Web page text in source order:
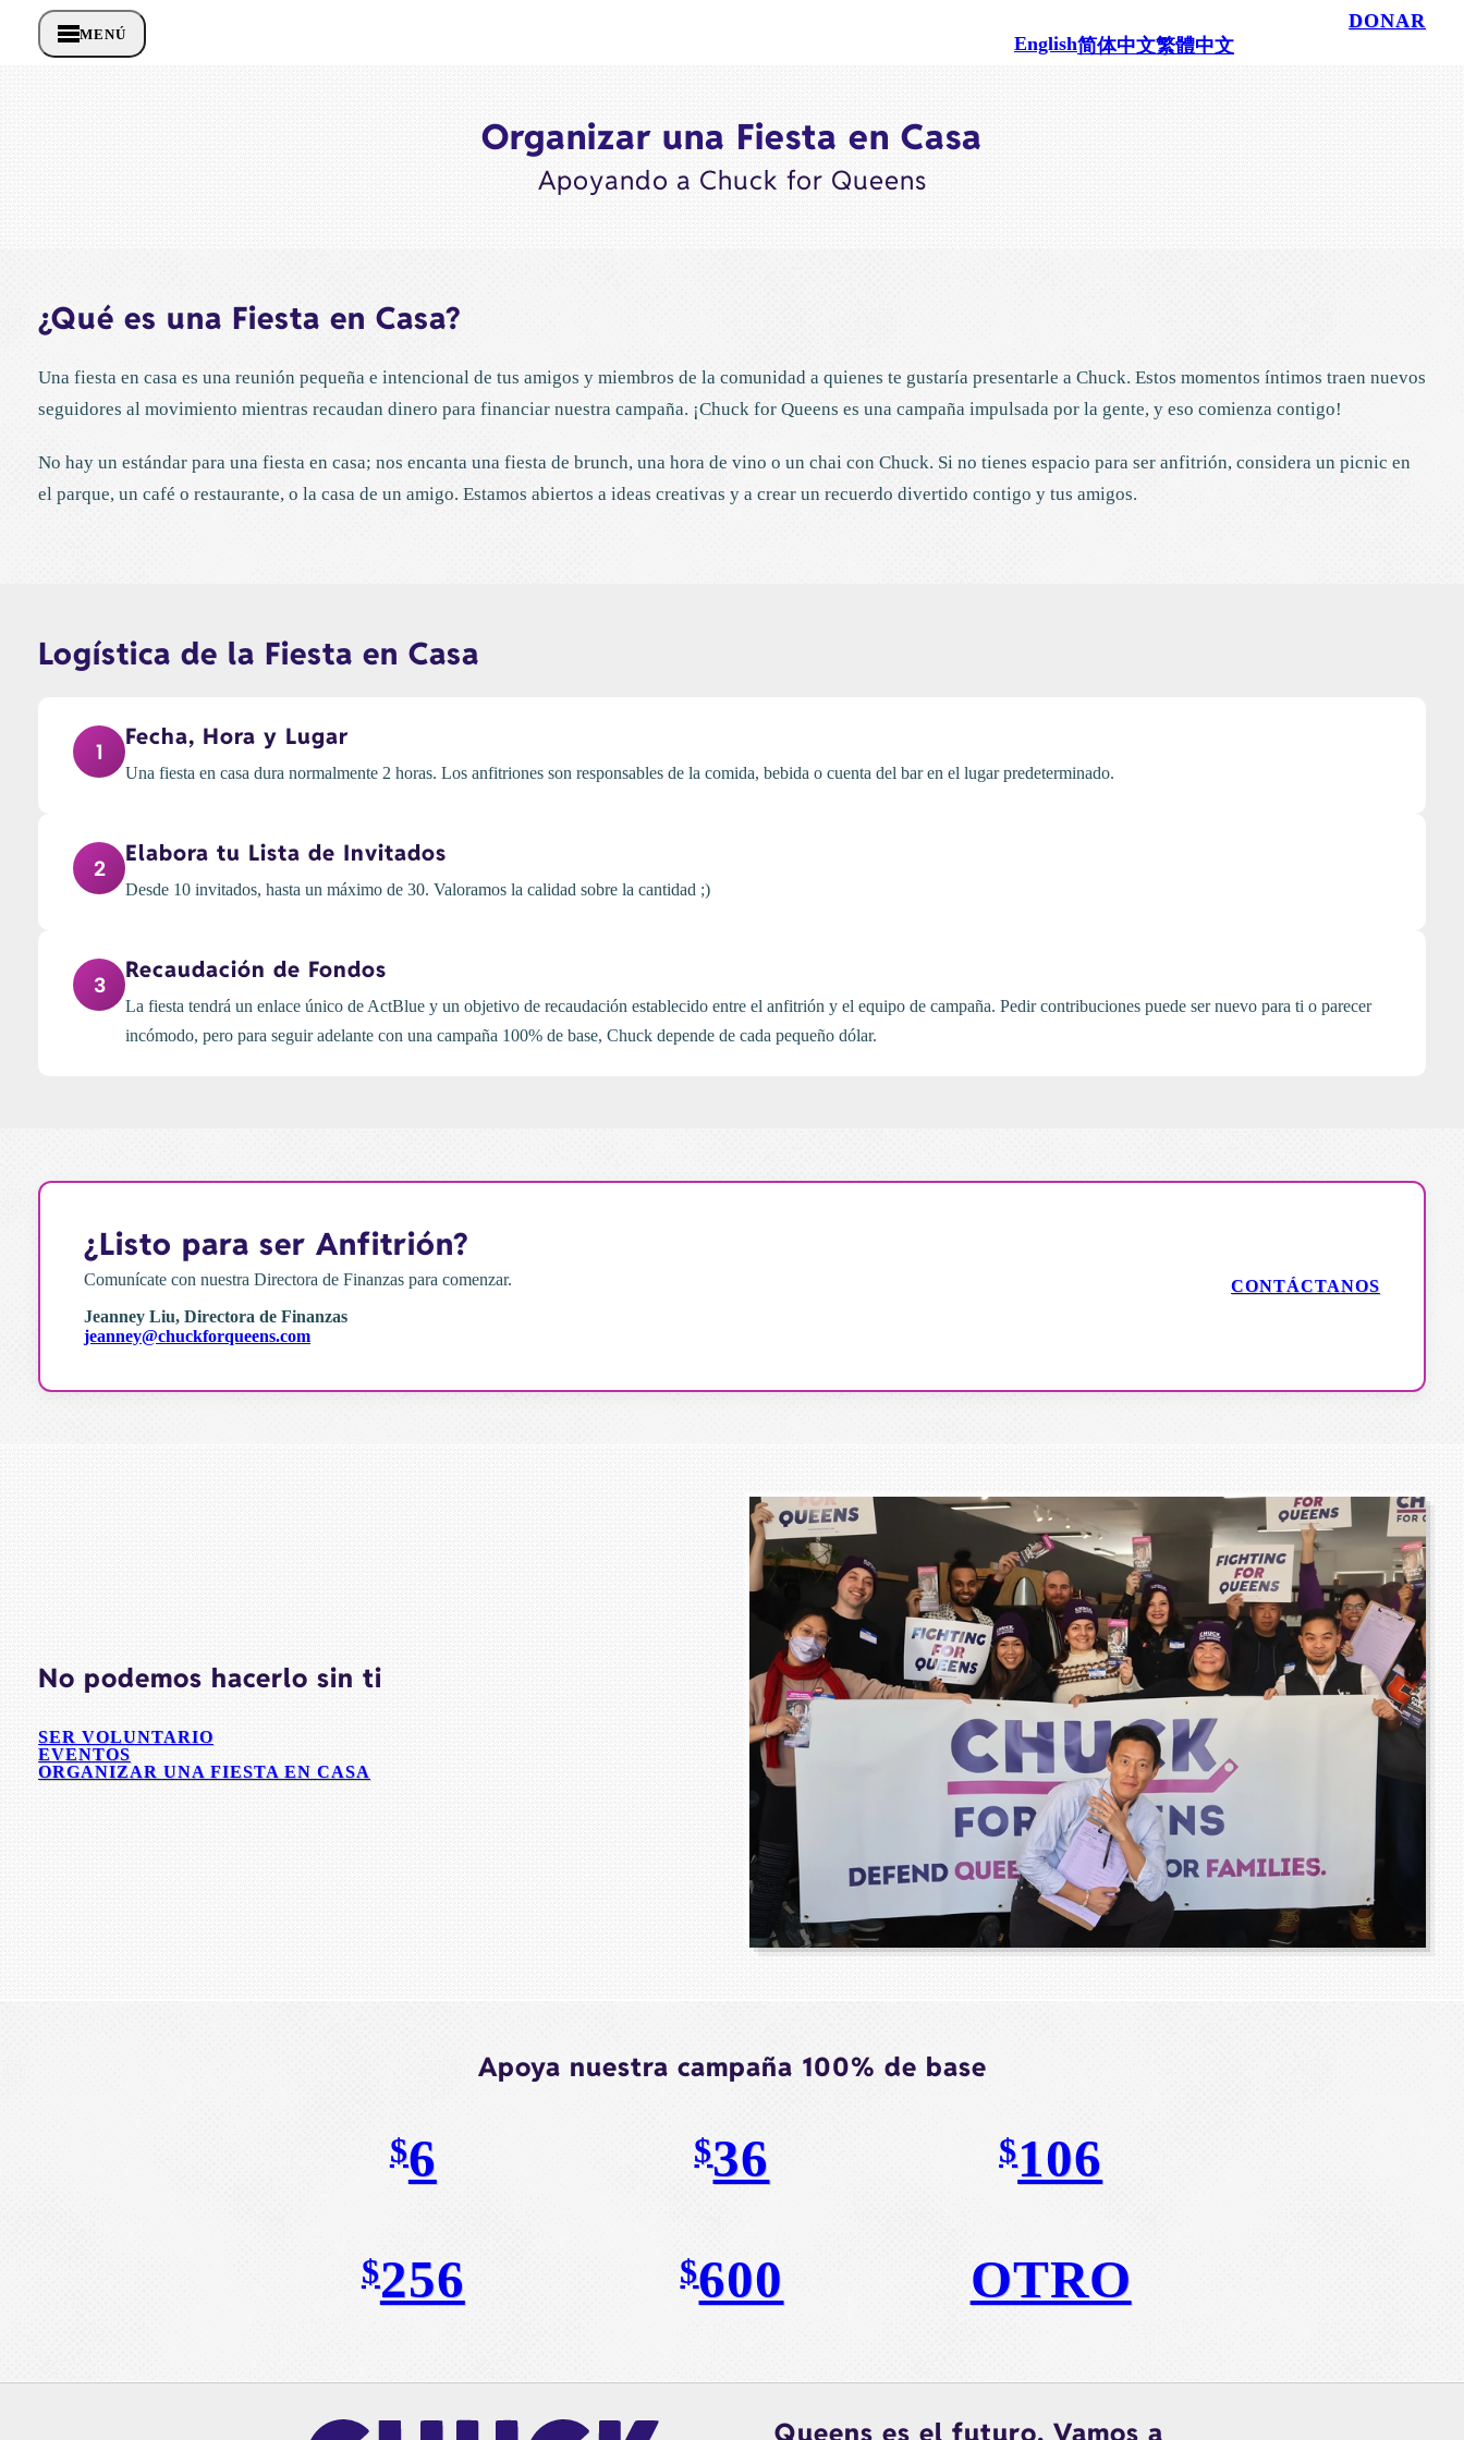
MENÚ
DONAR
English简体中文繁體中文
Organizar una Fiesta en Casa
Apoyando a Chuck for Queens
¿Qué es una Fiesta en Casa?
Una fiesta en casa es una reunión pequeña e intencional de tus amigos y miembros de la comunidad a quienes te gustaría presentarle a Chuck. Estos momentos íntimos traen nuevos
seguidores al movimiento mientras recaudan dinero para financiar nuestra campaña. ¡Chuck for Queens es una campaña impulsada por la gente, y eso comienza contigo!
No hay un estándar para una fiesta en casa; nos encanta una fiesta de brunch, una hora de vino o un chai con Chuck. Si no tienes espacio para ser anfitrión, considera un picnic en
el parque, un café o restaurante, o la casa de un amigo. Estamos abiertos a ideas creativas y a crear un recuerdo divertido contigo y tus amigos.
Logística de la Fiesta en Casa
1
Fecha, Hora y Lugar
Una fiesta en casa dura normalmente 2 horas. Los anfitriones son responsables de la comida, bebida o cuenta del bar en el lugar predeterminado.
2
Elabora tu Lista de Invitados
Desde 10 invitados, hasta un máximo de 30. Valoramos la calidad sobre la cantidad ;)
3
Recaudación de Fondos
La fiesta tendrá un enlace único de ActBlue y un objetivo de recaudación establecido entre el anfitrión y el equipo de campaña. Pedir contribuciones puede ser nuevo para ti o parecer
incómodo, pero para seguir adelante con una campaña 100% de base, Chuck depende de cada pequeño dólar.
¿Listo para ser Anfitrión?
Comunícate con nuestra Directora de Finanzas para comenzar.
Jeanney Liu, Directora de Finanzas
jeanney@chuckforqueens.com
CONTÁCTANOS
No podemos hacerlo sin ti
SER VOLUNTARIO
EVENTOS
ORGANIZAR UNA FIESTA EN CASA
Apoya nuestra campaña 100% de base
$6 $36 $106
$256 $600 OTRO
Queens es el futuro. Vamos a